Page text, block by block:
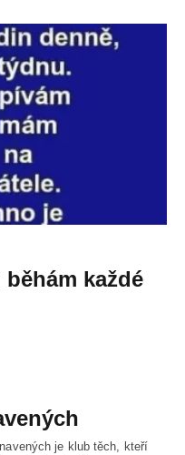
každé
je klub těch, kteří